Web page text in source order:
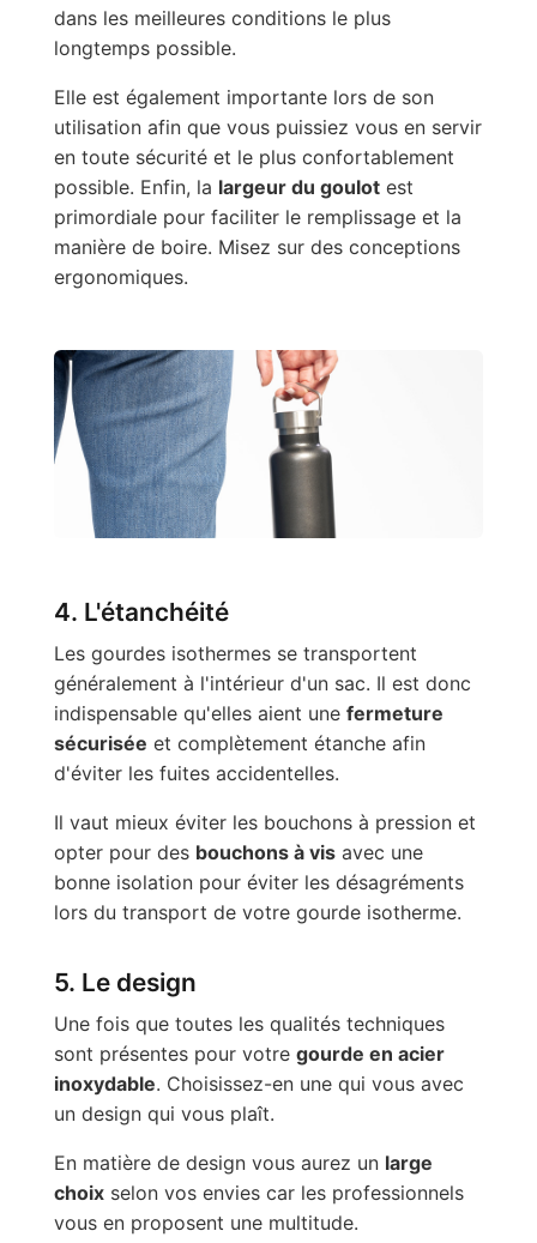
dans les meilleures conditions le plus
longtemps possible.
Elle est également importante lors de son
utilisation afin que vous puissiez vous en servir
en toute sécurité et le plus confortablement
possible. Enfin, la largeur du goulotest
primordiale pour faciliter le remplissage et la
manière de boire. Misez sur des conceptions
ergonomiques.
4. L'étanchéité
Les gourdes isothermes se transportent
généralement à l'intérieur d'un sac. Il est donc
indispensable qu'elles aient une fermeture
sécurisée et complètement étanche afin
d'éviter les fuites accidentelles.
Il vaut mieux éviter les bouchons à pression et
opter pour des bouchons à visavec une
bonne isolation pour éviter les désagréments
lors du transport de votre gourde isotherme.
5. Le design
Une fois que toutes les qualités techniques
sont présentes pour votre gourde en acier
inoxydable. Choisissez-en une qui vous avec
un design qui vous plaît.
En matière de design vous aurez un large
choixselon vos envies car les professionnels
vous en proposent une multitude.